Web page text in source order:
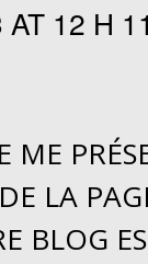
12 H
ME
LA
BLOG